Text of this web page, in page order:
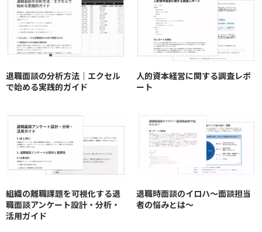
退職面談の分析方法｜エクセル
で始める実践的ガイド
人的資本経営に関する調査レポ
ート
組織の離職課題を可視化する退
職面談アンケート設計・分析・
活用ガイド
退職時面談のイロハ〜面談担当
者の悩みとは〜